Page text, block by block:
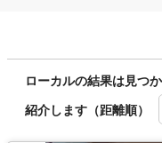
ローカルの結果は見つ
紹介します（距離順）